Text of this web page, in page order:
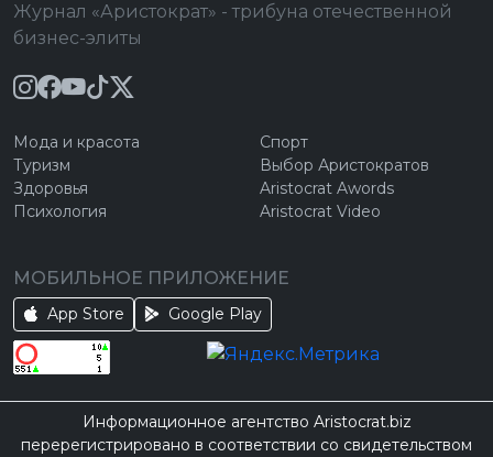
Журнал «Аристократ» - трибуна отечественной
бизнес-элиты
Мода и красота
Туризм
Здоровья
Психология
Спорт
Выбор Аристократов
Aristocrat Awords
Aristocrat Video
МОБИЛЬНОЕ ПРИЛОЖЕНИЕ
App Store Google Play
Информационное агентство Aristocrat.biz
перерегистрировано в соответствии со свидетельством